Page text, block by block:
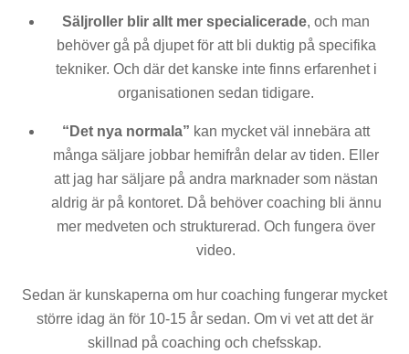
Säljroller blir allt mer specialicerade, och man
behöver gå på djupet för att bli duktig på specifika
tekniker. Och där det kanske inte finns erfarenhet i
organisationen sedan tidigare.
“Det nya normala” kan mycket väl innebära att
många säljare jobbar hemifrån delar av tiden. Eller
att jag har säljare på andra marknader som nästan
aldrig är på kontoret. Då behöver coaching bli ännu
mer medveten och strukturerad. Och fungera över
video.
Sedan är kunskaperna om hur coaching fungerar mycket
större idag än för 10-15 år sedan. Om vi vet att det är
skillnad på coaching och chefsskap.